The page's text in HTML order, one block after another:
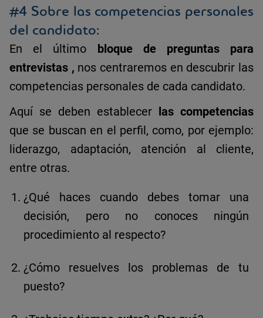
#4 Sobre las competencias personales
del candidato:
En el último bloque de preguntas para
entrevistas , nos centraremos en descubrir las
competencias personales de cada candidato.
Aquí se deben establecer las competencias
que se buscan en el perfil, como, por ejemplo:
liderazgo, adaptación, atención al cliente,
entre otras.
¿Qué haces cuando debes tomar una
decisión, pero no conoces ningún
procedimiento al respecto?
¿Cómo resuelves los problemas de tu
puesto?